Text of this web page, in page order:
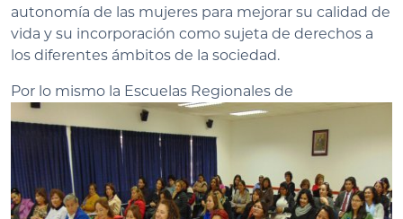
autonomía de las mujeres para mejorar su calidad de
vida y su incorporación como sujeta de derechos a
los diferentes ámbitos de la sociedad.
Por lo mismo la Escuelas Regionales de